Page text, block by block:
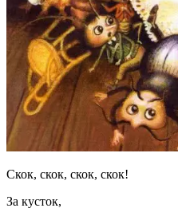
Скок, скок, скок, скок!
За кусток,